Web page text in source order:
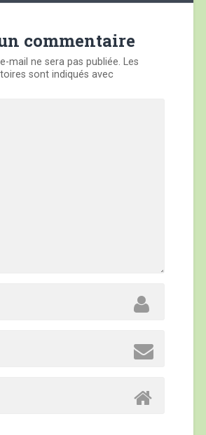
commentaire
mail ne sera pas publiée. Les
sont indiqués avec